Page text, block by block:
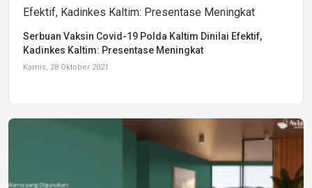
Serbuan Vaksin Covid-19 Polda Kaltim Dinilai Efektif,
Kadinkes Kaltim: Presentase Meningkat
Kamis, 28 Oktober 2021